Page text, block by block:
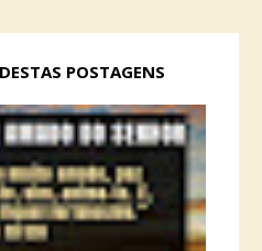
POSTAGENS